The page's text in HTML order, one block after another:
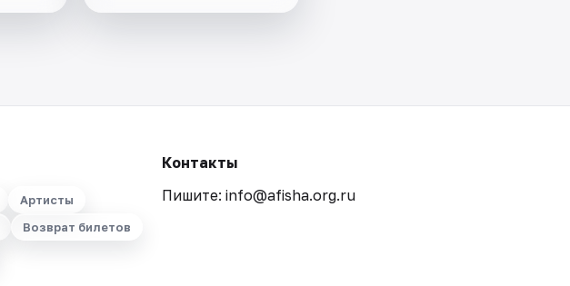
Артисты
Возврат билетов
Контакты
Пишите: info@afisha.org.ru